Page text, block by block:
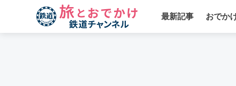
最新記事 おでか